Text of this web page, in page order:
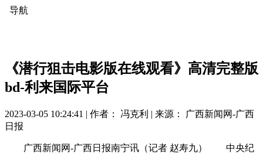
导航
《潜行狙击电影版在线观看》高清完整版
bd-利来国际平台
2023-03-05 10:24:41 | 作者： 冯克利 | 来源： 广西新闻网-广西
日报
广西新闻网-广西日报南宁讯（记者 赵寿九） 中央纪